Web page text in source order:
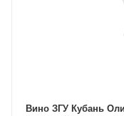
Вино ЗГУ Кубань